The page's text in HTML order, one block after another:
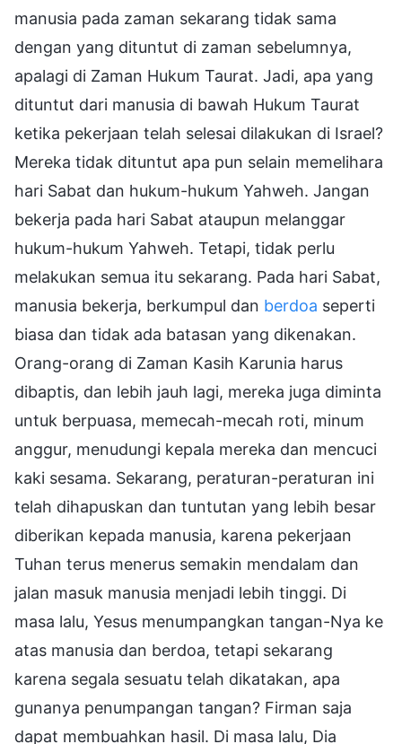
manusia pada zaman sekarang tidak sama
dengan yang dituntut di zaman sebelumnya,
apalagi di Zaman Hukum Taurat. Jadi, apa yang
dituntut dari manusia di bawah Hukum Taurat
ketika pekerjaan telah selesai dilakukan di Israel?
Mereka tidak dituntut apa pun selain memelihara
hari Sabat dan hukum-hukum Yahweh. Jangan
bekerja pada hari Sabat ataupun melanggar
hukum-hukum Yahweh. Tetapi, tidak perlu
melakukan semua itu sekarang. Pada hari Sabat,
manusia bekerja, berkumpul dan berdoa seperti
biasa dan tidak ada batasan yang dikenakan.
Orang-orang di Zaman Kasih Karunia harus
dibaptis, dan lebih jauh lagi, mereka juga diminta
untuk berpuasa, memecah-mecah roti, minum
anggur, menudungi kepala mereka dan mencuci
kaki sesama. Sekarang, peraturan-peraturan ini
telah dihapuskan dan tuntutan yang lebih besar
diberikan kepada manusia, karena pekerjaan
Tuhan terus menerus semakin mendalam dan
jalan masuk manusia menjadi lebih tinggi. Di
masa lalu, Yesus menumpangkan tangan-Nya ke
atas manusia dan berdoa, tetapi sekarang
karena segala sesuatu telah dikatakan, apa
gunanya penumpangan tangan? Firman saja
dapat membuahkan hasil. Di masa lalu, Dia